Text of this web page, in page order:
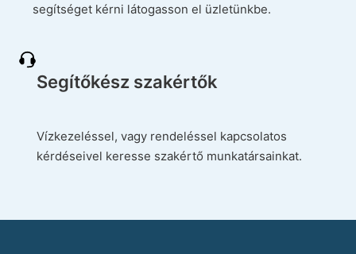
segítséget kérni látogasson el üzletünkbe.
Segítőkész szakértők
Vízkezeléssel, vagy rendeléssel kapcsolatos
kérdéseivel keresse szakértő munkatársainkat.